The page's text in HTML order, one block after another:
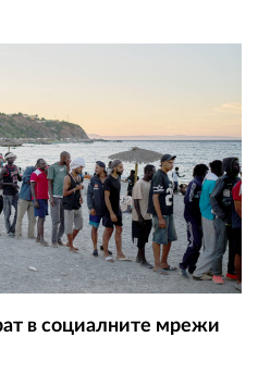
в социалните мрежи